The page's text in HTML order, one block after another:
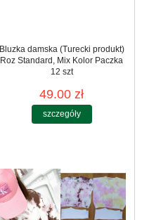
Bluzka damska (Turecki produkt)
Roz Standard, Mix Kolor Paczka
12 szt
49.00 zł
szczegóły